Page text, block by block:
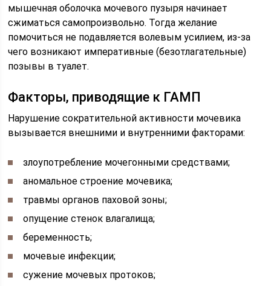
мышечная оболочка мочевого пузыря начинает
сжиматься самопроизвольно. Тогда желание
помочиться не подавляется волевым усилием, из-за
чего возникают императивные (безотлагательные)
позывы в туалет.
Факторы, приводящие к ГАМП
Нарушение сократительной активности мочевика
вызывается внешними и внутренними факторами:
злоупотребление мочегонными средствами;
аномальное строение мочевика;
травмы органов паховой зоны;
опущение стенок влагалища;
беременность;
мочевые инфекции;
сужение мочевых протоков;